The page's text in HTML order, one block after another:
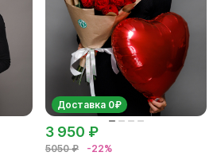
Доставка 0₽
5050 ₽ -22%
3 950 ₽